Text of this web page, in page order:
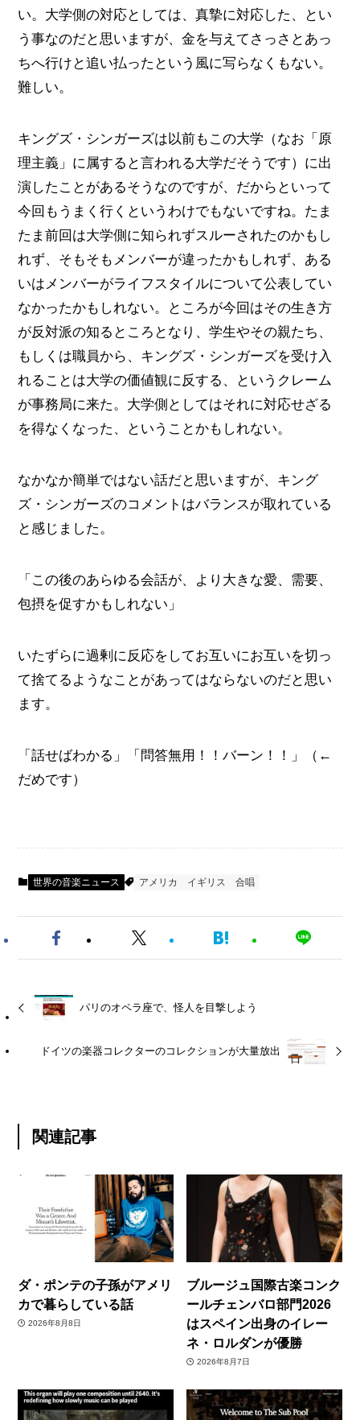
い。大学側の対応としては、真摯に対応した、とい
う事なのだと思いますが、金を与えてさっさとあっ
ちへ行けと追い払ったという風に写らなくもない。
難しい。
キングズ・シンガーズは以前もこの大学（なお「原
理主義」に属すると言われる大学だそうです）に出
演したことがあるそうなのですが、だからといって
今回もうまく行くというわけでもないですね。たま
たま前回は大学側に知られずスルーされたのかもし
れず、そもそもメンバーが違ったかもしれず、ある
いはメンバーがライフスタイルについて公表してい
なかったかもしれない。ところが今回はその生き方
が反対派の知るところとなり、学生やその親たち、
もしくは職員から、キングズ・シンガーズを受け入
れることは大学の価値観に反する、というクレーム
が事務局に来た。大学側としてはそれに対応せざる
を得なくなった、ということかもしれない。
なかなか簡単ではない話だと思いますが、キング
ズ・シンガーズのコメントはバランスが取れている
と感じました。
「この後のあらゆる会話が、より大きな愛、需要、
包摂を促すかもしれない」
いたずらに過剰に反応をしてお互いにお互いを切っ
て捨てるようなことがあってはならないのだと思い
ます。
「話せばわかる」「問答無用！！バーン！！」（←
だめです）
世界の音楽ニュース アメリカ イギリス 合唱
パリのオペラ座で、怪人を目撃しよう
ドイツの楽器コレクターのコレクションが大量放出
関連記事
ダ・ポンテの子孫がアメリ
カで暮らしている話
2026年8月8日
ブルージュ国際古楽コンク
ールチェンバロ部門2026
はスペイン出身のイレー
ネ・ロルダンが優勝
2026年8月7日